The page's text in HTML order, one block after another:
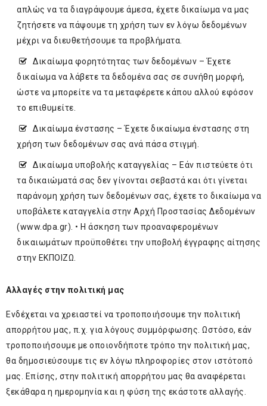
απλώς να τα διαγράψουμε άμεσα, έχετε δικαίωμα να μας
ζητήσετε να πάψουμε τη χρήση των εν λόγω δεδομένων
μέχρι να διευθετήσουμε τα προβλήματα.
Δικαίωμα φορητότητας των δεδομένων – Έχετε
δικαίωμα να λάβετε τα δεδομένα σας σε συνήθη μορφή,
ώστε να μπορείτε να τα μεταφέρετε κάπου αλλού εφόσον
το επιθυμείτε.
Δικαίωμα ένστασης – Έχετε δικαίωμα ένστασης στη
χρήση των δεδομένων σας ανά πάσα στιγμή.
Δικαίωμα υποβολής καταγγελίας – Εάν πιστεύετε ότι
τα δικαιώματά σας δεν γίνονται σεβαστά και ότι γίνεται
παράνομη χρήση των δεδομένων σας, έχετε το δικαίωμα να
υποβάλετε καταγγελία στην Αρχή Προστασίας Δεδομένων
(www.dpa.gr). • Η άσκηση των προαναφερομένων
δικαιωμάτων προϋποθέτει την υποβολή έγγραφης αίτησης
στην ΕΚΠΟΙΖΩ.
Αλλαγές στην πολιτική μας
Ενδέχεται να χρειαστεί να τροποποιήσουμε την πολιτική
απορρήτου μας, π.χ. για λόγους συμμόρφωσης. Ωστόσο, εάν
τροποποιήσουμε με οποιονδήποτε τρόπο την πολιτική μας,
θα δημοσιεύσουμε τις εν λόγω πληροφορίες στον ιστότοπό
μας. Επίσης, στην πολιτική απορρήτου μας θα αναφέρεται
ξεκάθαρα η ημερομηνία και η φύση της εκάστοτε αλλαγής.